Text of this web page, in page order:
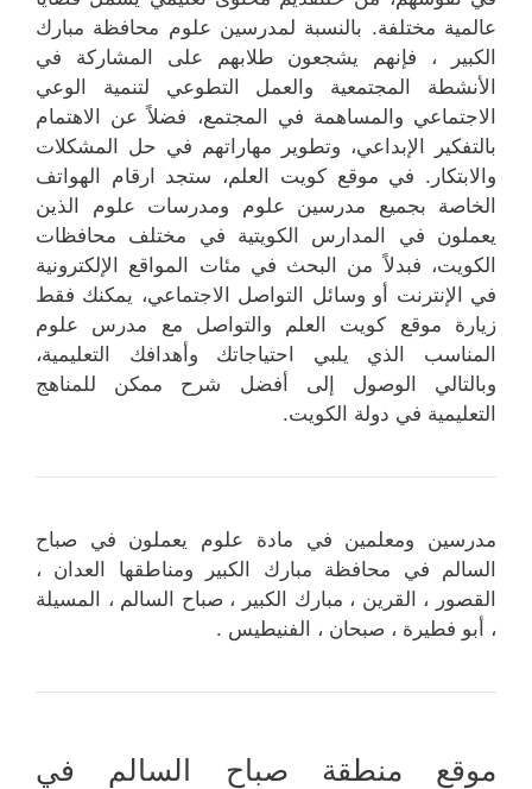
عالمية مختلفة. بالنسبة لمدرسين علوم محافظة مبارك
الكبير ، فإنهم يشجعون طلابهم على المشاركة في
الأنشطة المجتمعية والعمل التطوعي لتنمية الوعي
الاجتماعي والمساهمة في المجتمع، فضلاً عن الاهتمام
بالتفكير الإبداعي، وتطوير مهاراتهم في حل المشكلات
والابتكار. في موقع كويت العلم، ستجد ارقام الهواتف
الخاصة بجميع مدرسين علوم ومدرسات علوم الذين
يعملون في المدارس الكويتية في مختلف محافظات
الكويت، فبدلاً من البحث في مئات المواقع الإلكترونية
في الإنترنت أو وسائل التواصل الاجتماعي، يمكنك فقط
زيارة موقع كويت العلم والتواصل مع مدرس علوم
المناسب الذي يلبي احتياجاتك وأهدافك التعليمية،
وبالتالي الوصول إلى أفضل شرح ممكن للمناهج
التعليمية في دولة الكويت.
مدرسين ومعلمين في مادة علوم يعملون في صباح
السالم في محافظة مبارك الكبير ومناطقها العدان ،
القصور ، القرين ، مبارك الكبير ، صباح السالم ، المسيلة
، أبو فطيرة ، صبحان ، الفنيطيس .
موقع منطقة صباح السالم في